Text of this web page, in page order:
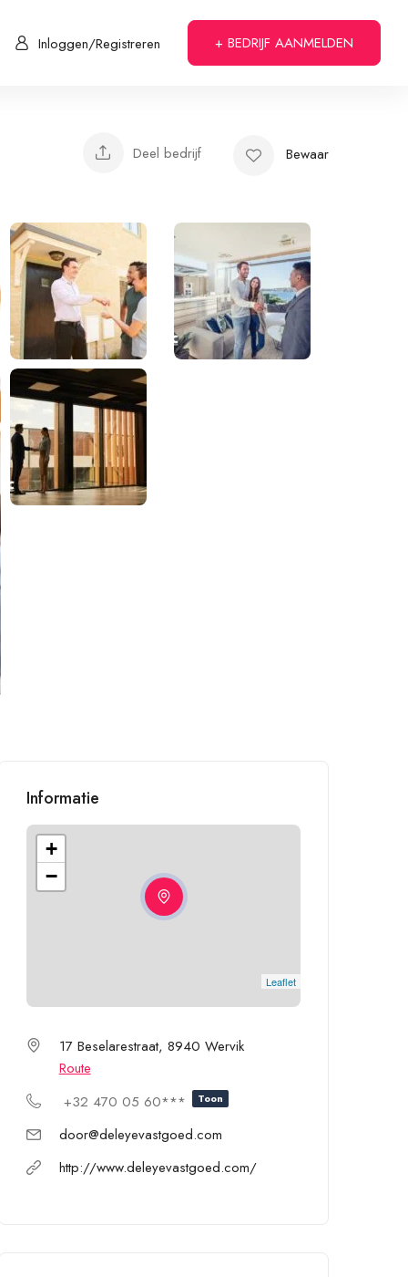
Inloggen/Registreren + BEDRIJF AANMELDEN
Deel bedrijf Bewaar
Informatie
+
−
Leaflet
17 Beselarestraat, 8940 Wervik
Route
+32 470 05 60***
Toon
door@deleyevastgoed.com
http://www.deleyevastgoed.com/